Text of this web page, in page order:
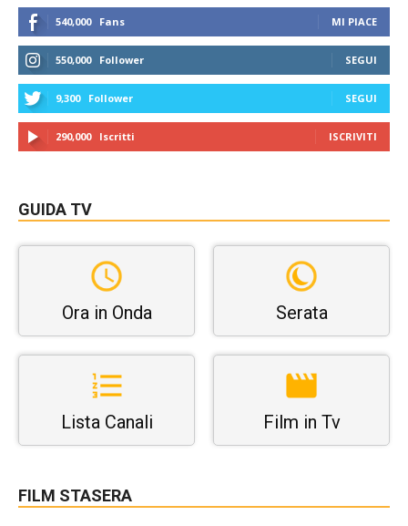
540,000 Fans MI PIACE
550,000 Follower SEGUI
9,300 Follower SEGUI
290,000 Iscritti ISCRIVITI
GUIDA TV
Ora in Onda Serata
Lista Canali Film in Tv
FILM STASERA